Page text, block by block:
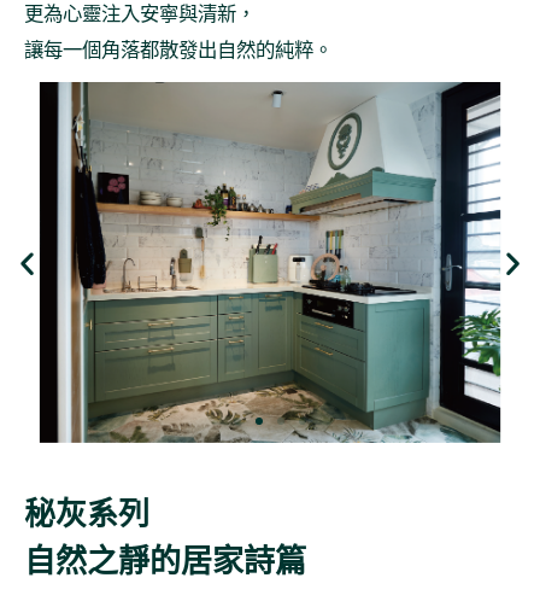
更為心靈注入安寧與清新，
讓每一個角落都散發出自然的純粹。
秘灰系列
自然之靜的居家詩篇